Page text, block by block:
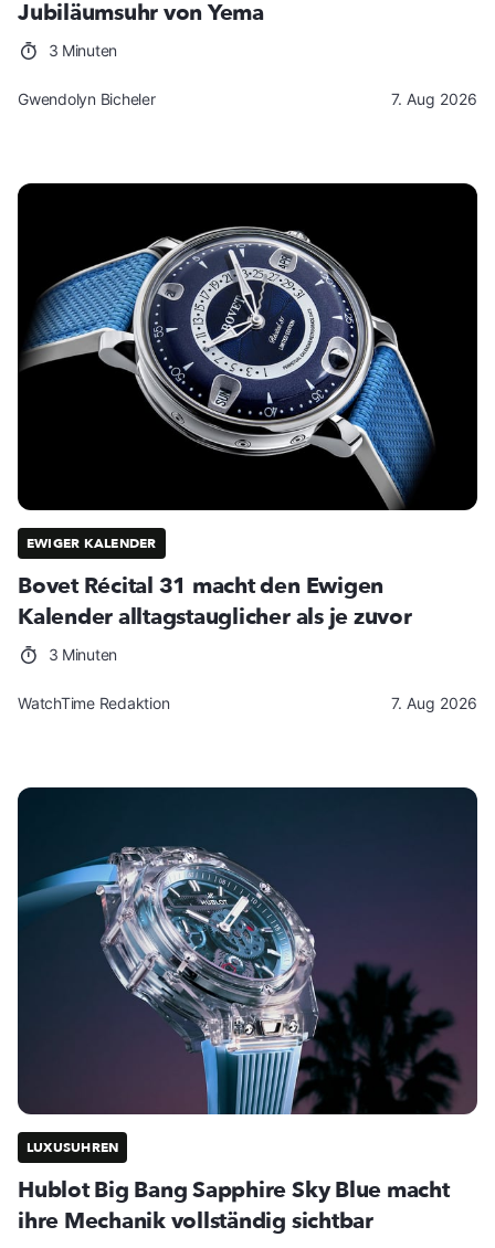
Jubiläumsuhr von Yema
3 Minuten
Gwendolyn Bicheler 7. Aug 2026
EWIGER KALENDER
Bovet Récital 31 macht den Ewigen
Kalender alltagstauglicher als je zuvor
3 Minuten
WatchTime Redaktion 7. Aug 2026
LUXUSUHREN
Hublot Big Bang Sapphire Sky Blue macht
ihre Mechanik vollständig sichtbar